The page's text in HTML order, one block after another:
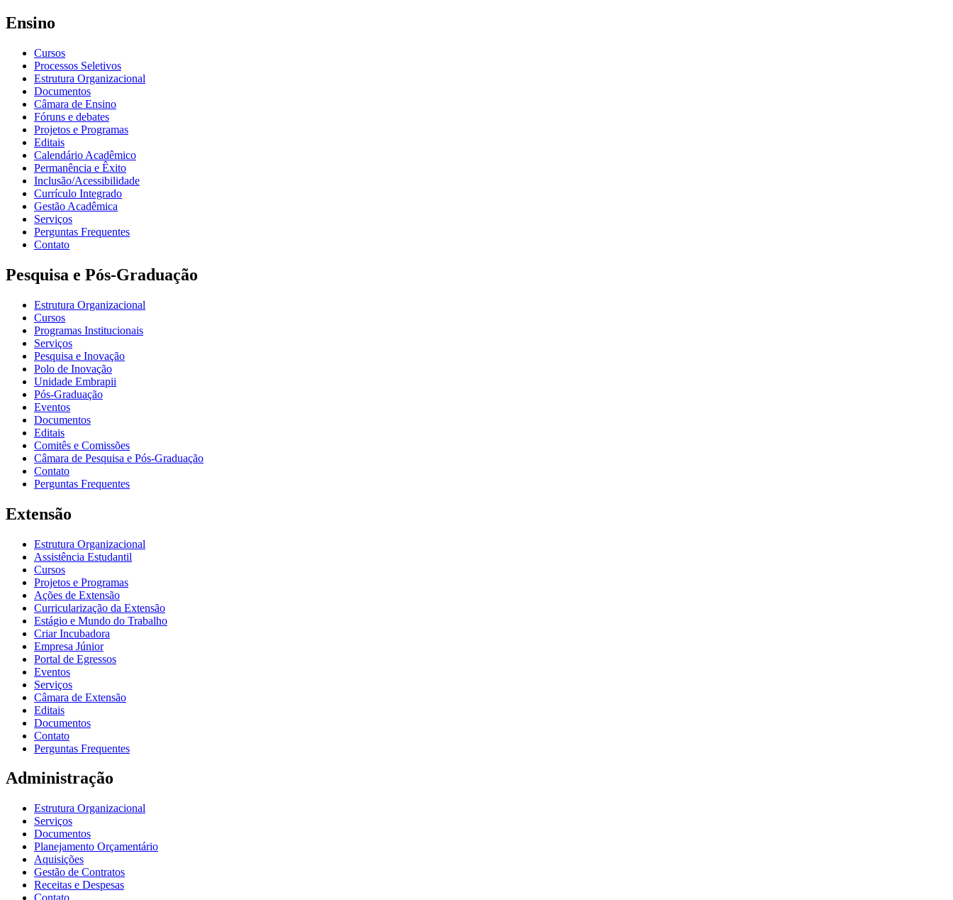
Ensino
Cursos
Processos Seletivos
Estrutura Organizacional
Documentos
Câmara de Ensino
Fóruns e debates
Projetos e Programas
Editais
Calendário Acadêmico
Permanência e Êxito
Inclusão/Acessibilidade
Currículo Integrado
Gestão Acadêmica
Serviços
Perguntas Frequentes
Contato
Pesquisa e Pós-Graduação
Estrutura Organizacional
Cursos
Programas Institucionais
Serviços
Pesquisa e Inovação
Polo de Inovação
Unidade Embrapii
Pós-Graduação
Eventos
Documentos
Editais
Comitês e Comissões
Câmara de Pesquisa e Pós-Graduação
Contato
Perguntas Frequentes
Extensão
Estrutura Organizacional
Assistência Estudantil
Cursos
Projetos e Programas
Ações de Extensão
Curricularização da Extensão
Estágio e Mundo do Trabalho
Criar Incubadora
Empresa Júnior
Portal de Egressos
Eventos
Serviços
Câmara de Extensão
Editais
Documentos
Contato
Perguntas Frequentes
Administração
Estrutura Organizacional
Serviços
Documentos
Planejamento Orçamentário
Aquisições
Gestão de Contratos
Receitas e Despesas